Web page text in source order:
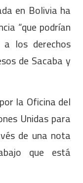
en Bolivia ha
“que podrían
los derechos
de Sacaba y
la Oficina del
Unidas para
de una nota
que está